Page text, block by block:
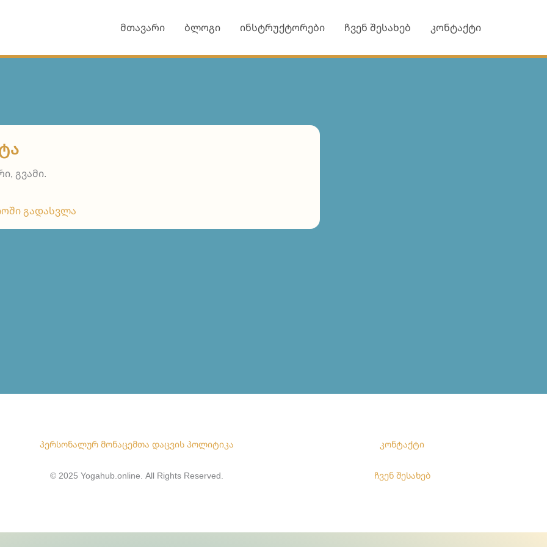
მთავარი ბლოგი ინსტრუქტორები ჩვენ შესახებ კონტაქტი
გვამი.
გადასვლა
პერსონალურ მონაცემთა დაცვის პოლიტიკა
© 2025 Yogahub.online. All Rights Reserved.
კონტაქტი
ჩვენ შესახებ